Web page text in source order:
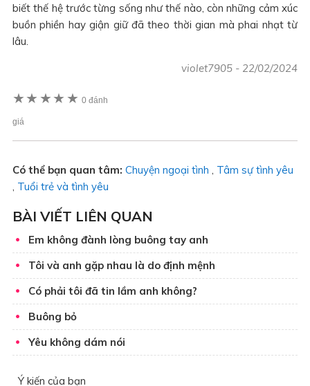
biết thế hệ trước từng sống như thế nào, còn những cảm xúc
buồn phiền hay giận giữ đã theo thời gian mà phai nhạt từ
lâu.
violet7905 - 22/02/2024
★ ★ ★ ★ ★ 0 đánh
giá
Có thể bạn quan tâm: Chuyện ngoại tình , Tâm sự tình yêu
, Tuổi trẻ và tình yêu
BÀI VIẾT LIÊN QUAN
Em không đành lòng buông tay anh
Tôi và anh gặp nhau là do định mệnh
Có phải tôi đã tin lầm anh không?
Buông bỏ
Yêu không dám nói
Ý kiến của bạn